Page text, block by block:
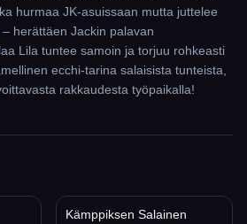
hurmaa JK-asuissaan mutta juttelee
herättäen Jackin palavan
Lila tuntee samoin ja torjuu rohkeasti
ecchi-tarina salaisista tunteista,
rakkaudesta työpaikalla!
Kämppiksen Salainen